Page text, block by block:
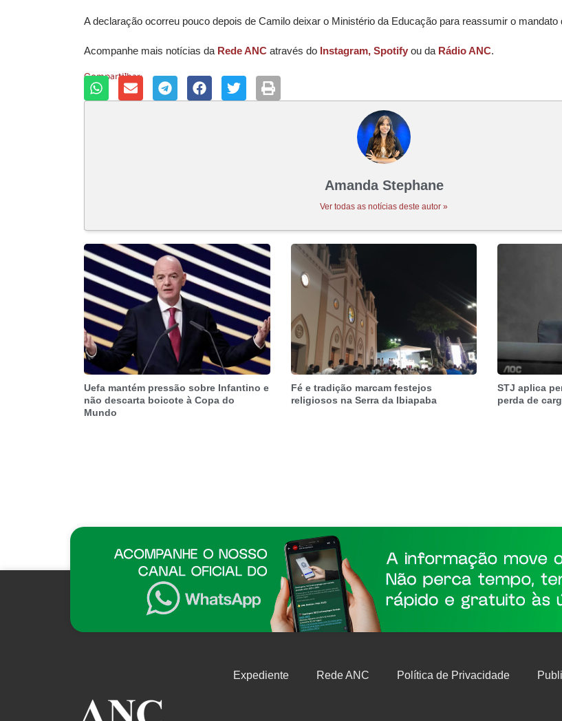
A declaração ocorreu pouco depois de Camilo deixar o Ministério da Educação para reassumir o mandato
Acompanhe mais notícias da Rede ANC através do Instagram, Spotify ou da Rádio ANC.
Compartilhar:
Amanda Stephane
Ver todas as notícias deste autor »
Uefa mantém pressão sobre Infantino e
não descarta boicote à Copa do
Mundo
Fé e tradição marcam festejos
religiosos na Serra da Ibiapaba
STJ aplica
perda de
Expediente Rede ANC Política de Privacidade